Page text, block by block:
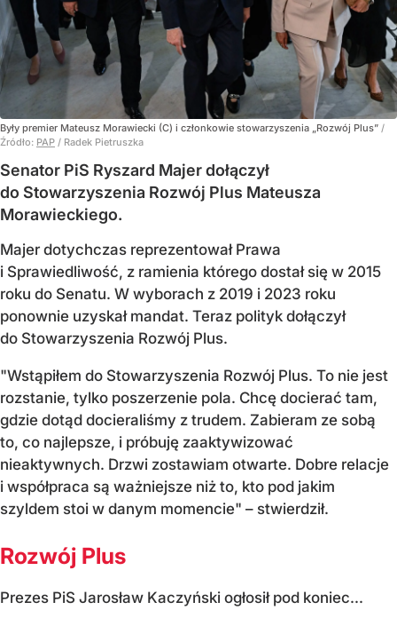
Były premier Mateusz Morawiecki (C) i członkowie stowarzyszenia „Rozwój Plus” /
Źródło: PAP / Radek Pietruszka
Senator PiS Ryszard Majer dołączył
do Stowarzyszenia Rozwój Plus Mateusza
Morawieckiego.
Majer dotychczas reprezentował Prawa
i Sprawiedliwość, z ramienia którego dostał się w 2015
roku do Senatu. W wyborach z 2019 i 2023 roku
ponownie uzyskał mandat. Teraz polityk dołączył
do Stowarzyszenia Rozwój Plus.
"Wstąpiłem do Stowarzyszenia Rozwój Plus. To nie jest
rozstanie, tylko poszerzenie pola. Chcę docierać tam,
gdzie dotąd docieraliśmy z trudem. Zabieram ze sobą
to, co najlepsze, i próbuję zaaktywizować
nieaktywnych. Drzwi zostawiam otwarte. Dobre relacje
i współpraca są ważniejsze niż to, kto pod jakim
szyldem stoi w danym momencie" – stwierdził.
Rozwój Plus
Prezes PiS Jarosław Kaczyński ogłosił pod koniec...